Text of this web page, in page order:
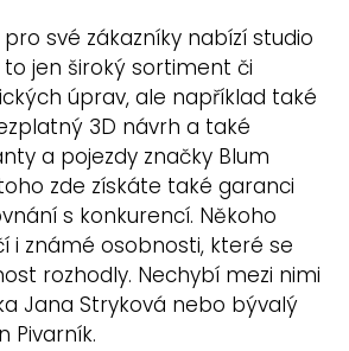
své zákazníky nabízí studio
to jen široký sortiment či
úprav, ale například také
3D návrh a také
a pojezdy značky Blum
zde získáte také garanci
s konkurencí. Někoho
i známé osobnosti, které se
rozhodly. Nechybí mezi nimi
Jana Stryková nebo bývalý
Pivarník.